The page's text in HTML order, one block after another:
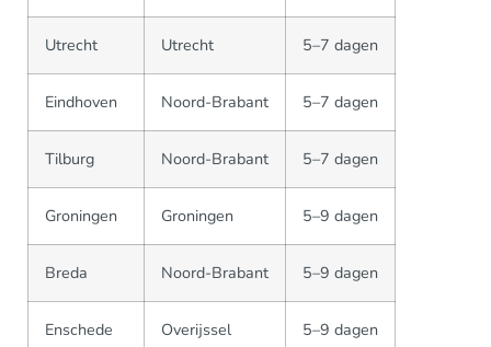
Utrecht Utrecht 5–7 dagen
Eindhoven Noord-Brabant 5–7 dagen
Tilburg Noord-Brabant 5–7 dagen
Groningen Groningen 5–9 dagen
Breda Noord-Brabant 5–9 dagen
Enschede Overijssel 5–9 dagen